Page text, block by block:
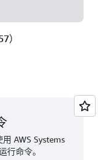
）
AWS Systems
行命令。